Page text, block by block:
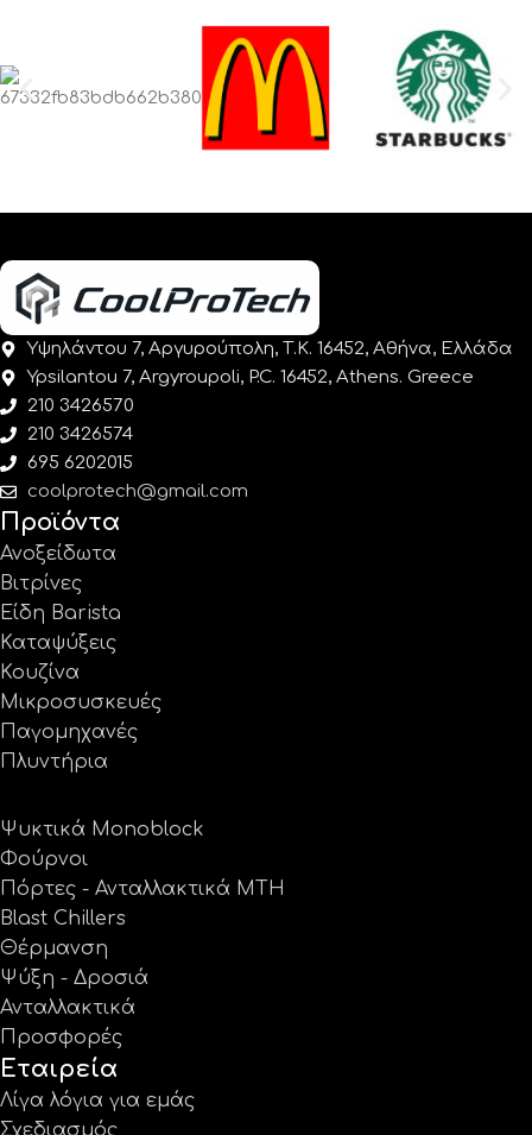
Υψηλάντου 7, Αργυρούπολη, Τ.Κ. 16452, Αθήνα, Ελλάδα
Ypsilantou 7, Argyroupoli, P.C. 16452, Athens. Greece
210 3426570
210 3426574
695 6202015
coolprotech@gmail.com
Προϊόντα
Ανοξείδωτα
Βιτρίνες
Είδη Barista
Καταψύξεις
Κουζίνα
Μικροσυσκευές
Παγομηχανές
Πλυντήρια
Ψυκτικά Monoblock
Φούρνοι
Πόρτες - Ανταλλακτικά MTH
Blast Chillers
Θέρμανση
Ψύξη - Δροσιά
Ανταλλακτικά
Προσφορές
Εταιρεία
Λίγα λόγια για εμάς